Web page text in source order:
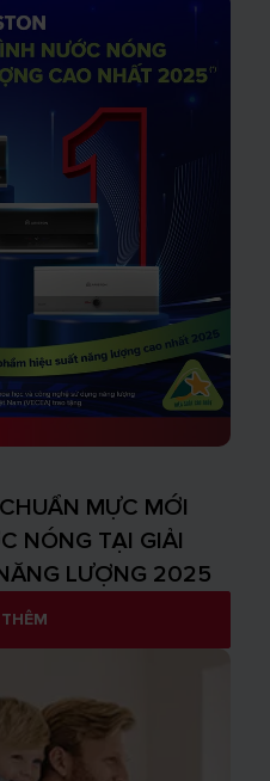
MỰC MỚI
NÓNG TẠI GIẢI
LƯỢNG 2025